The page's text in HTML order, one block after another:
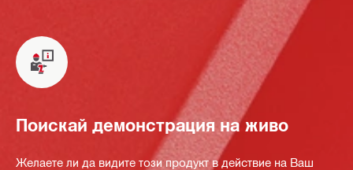
Поискай демонстрация на живо
Желаете ли да видите този продукт в действие на Ваш